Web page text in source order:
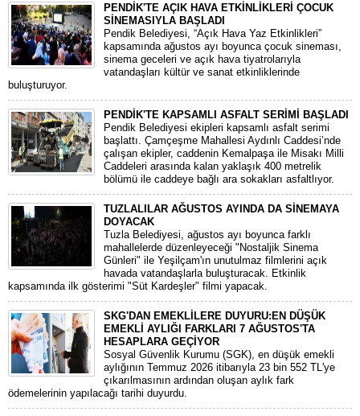
PENDİK'TE AÇIK HAVA ETKİNLİKLERİ ÇOCUK
SİNEMASIYLA BAŞLADI
Pendik Belediyesi, “Açık Hava Yaz Etkinlikleri”
kapsamında ağustos ayı boyunca çocuk sineması,
sinema geceleri ve açık hava tiyatrolarıyla
vatandaşları kültür ve sanat etkinliklerinde
buluşturuyor.
PENDİK'TE KAPSAMLI ASFALT SERİMİ BAŞLADI
Pendik Belediyesi ekipleri kapsamlı asfalt serimi
başlattı. Çamçeşme Mahallesi Aydınlı Caddesi’nde
çalışan ekipler, caddenin Kemalpaşa ile Misakı Milli
Caddeleri arasında kalan yaklaşık 400 metrelik
bölümü ile caddeye bağlı ara sokakları asfaltlıyor.
TUZLALILAR AĞUSTOS AYINDA DA SİNEMAYA
DOYACAK
Tuzla Belediyesi, ağustos ayı boyunca farklı
mahallelerde düzenleyeceği "Nostaljik Sinema
Günleri" ile Yeşilçam'ın unutulmaz filmlerini açık
havada vatandaşlarla buluşturacak. Etkinlik
kapsamında ilk gösterimi "Süt Kardeşler" filmi yapacak.
SKG'DAN EMEKLİLERE DUYURU:EN DÜŞÜK
EMEKLİ AYLIĞI FARKLARI 7 AĞUSTOS'TA
HESAPLARA GEÇİYOR
​Sosyal Güvenlik Kurumu (SGK), en düşük emekli
aylığının Temmuz 2026 itibarıyla 23 bin 552 TL'ye
çıkarılmasının ardından oluşan aylık fark
ödemelerinin yapılacağı tarihi duyurdu.